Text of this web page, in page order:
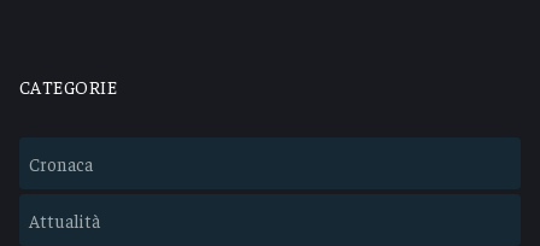
CATEGORIE
Cronaca
Attualità